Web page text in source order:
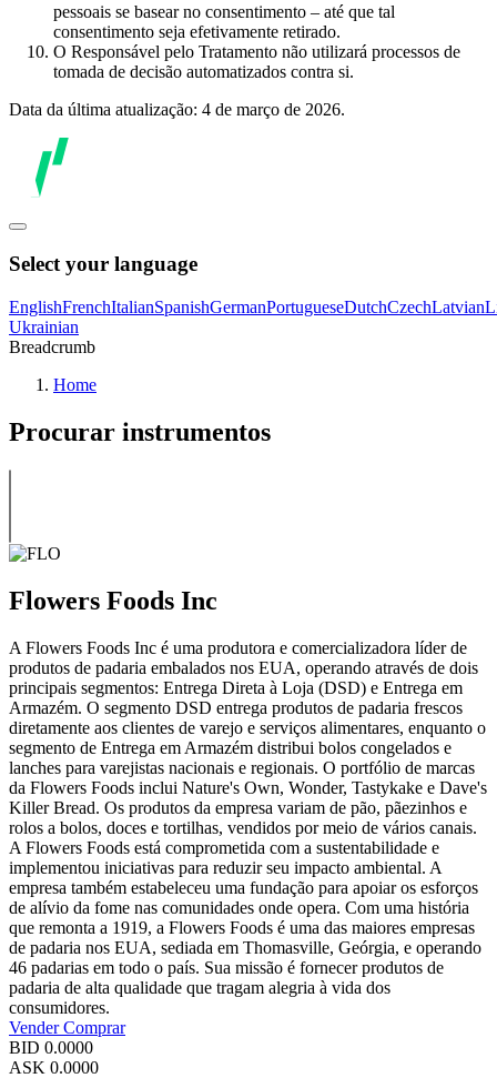
pessoais se basear no consentimento – até que tal
consentimento seja efetivamente retirado.
O Responsável pelo Tratamento não utilizará processos de
tomada de decisão automatizados contra si.
Data da última atualização: 4 de março de 2026.
Select your language
EnglishFrenchItalianSpanishGermanPortugueseDutchCzechLatvian
Ukrainian
Breadcrumb
Home
Procurar instrumentos
Flowers Foods Inc
A Flowers Foods Inc é uma produtora e comercializadora líder de
produtos de padaria embalados nos EUA, operando através de dois
principais segmentos: Entrega Direta à Loja (DSD) e Entrega em
Armazém. O segmento DSD entrega produtos de padaria frescos
diretamente aos clientes de varejo e serviços alimentares, enquanto o
segmento de Entrega em Armazém distribui bolos congelados e
lanches para varejistas nacionais e regionais. O portfólio de marcas
da Flowers Foods inclui Nature's Own, Wonder, Tastykake e Dave's
Killer Bread. Os produtos da empresa variam de pão, pãezinhos e
rolos a bolos, doces e tortilhas, vendidos por meio de vários canais.
A Flowers Foods está comprometida com a sustentabilidade e
implementou iniciativas para reduzir seu impacto ambiental. A
empresa também estabeleceu uma fundação para apoiar os esforços
de alívio da fome nas comunidades onde opera. Com uma história
que remonta a 1919, a Flowers Foods é uma das maiores empresas
de padaria nos EUA, sediada em Thomasville, Geórgia, e operando
46 padarias em todo o país. Sua missão é fornecer produtos de
padaria de alta qualidade que tragam alegria à vida dos
consumidores.
VenderComprar
BID 0.0000
ASK 0.0000